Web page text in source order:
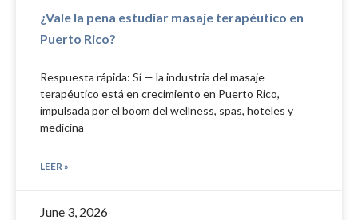
¿Vale la pena estudiar masaje terapéutico en
Puerto Rico?
Respuesta rápida: Sí — la industria del masaje
terapéutico está en crecimiento en Puerto Rico,
impulsada por el boom del wellness, spas, hoteles y
medicina
LEER »
June 3, 2026